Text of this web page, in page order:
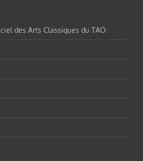
des Arts Classiques du TAO